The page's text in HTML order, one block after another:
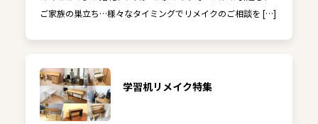
ご家族の巣立ち…様々なタイミングでリメイクのご相談を […]
学習机リメイク特集